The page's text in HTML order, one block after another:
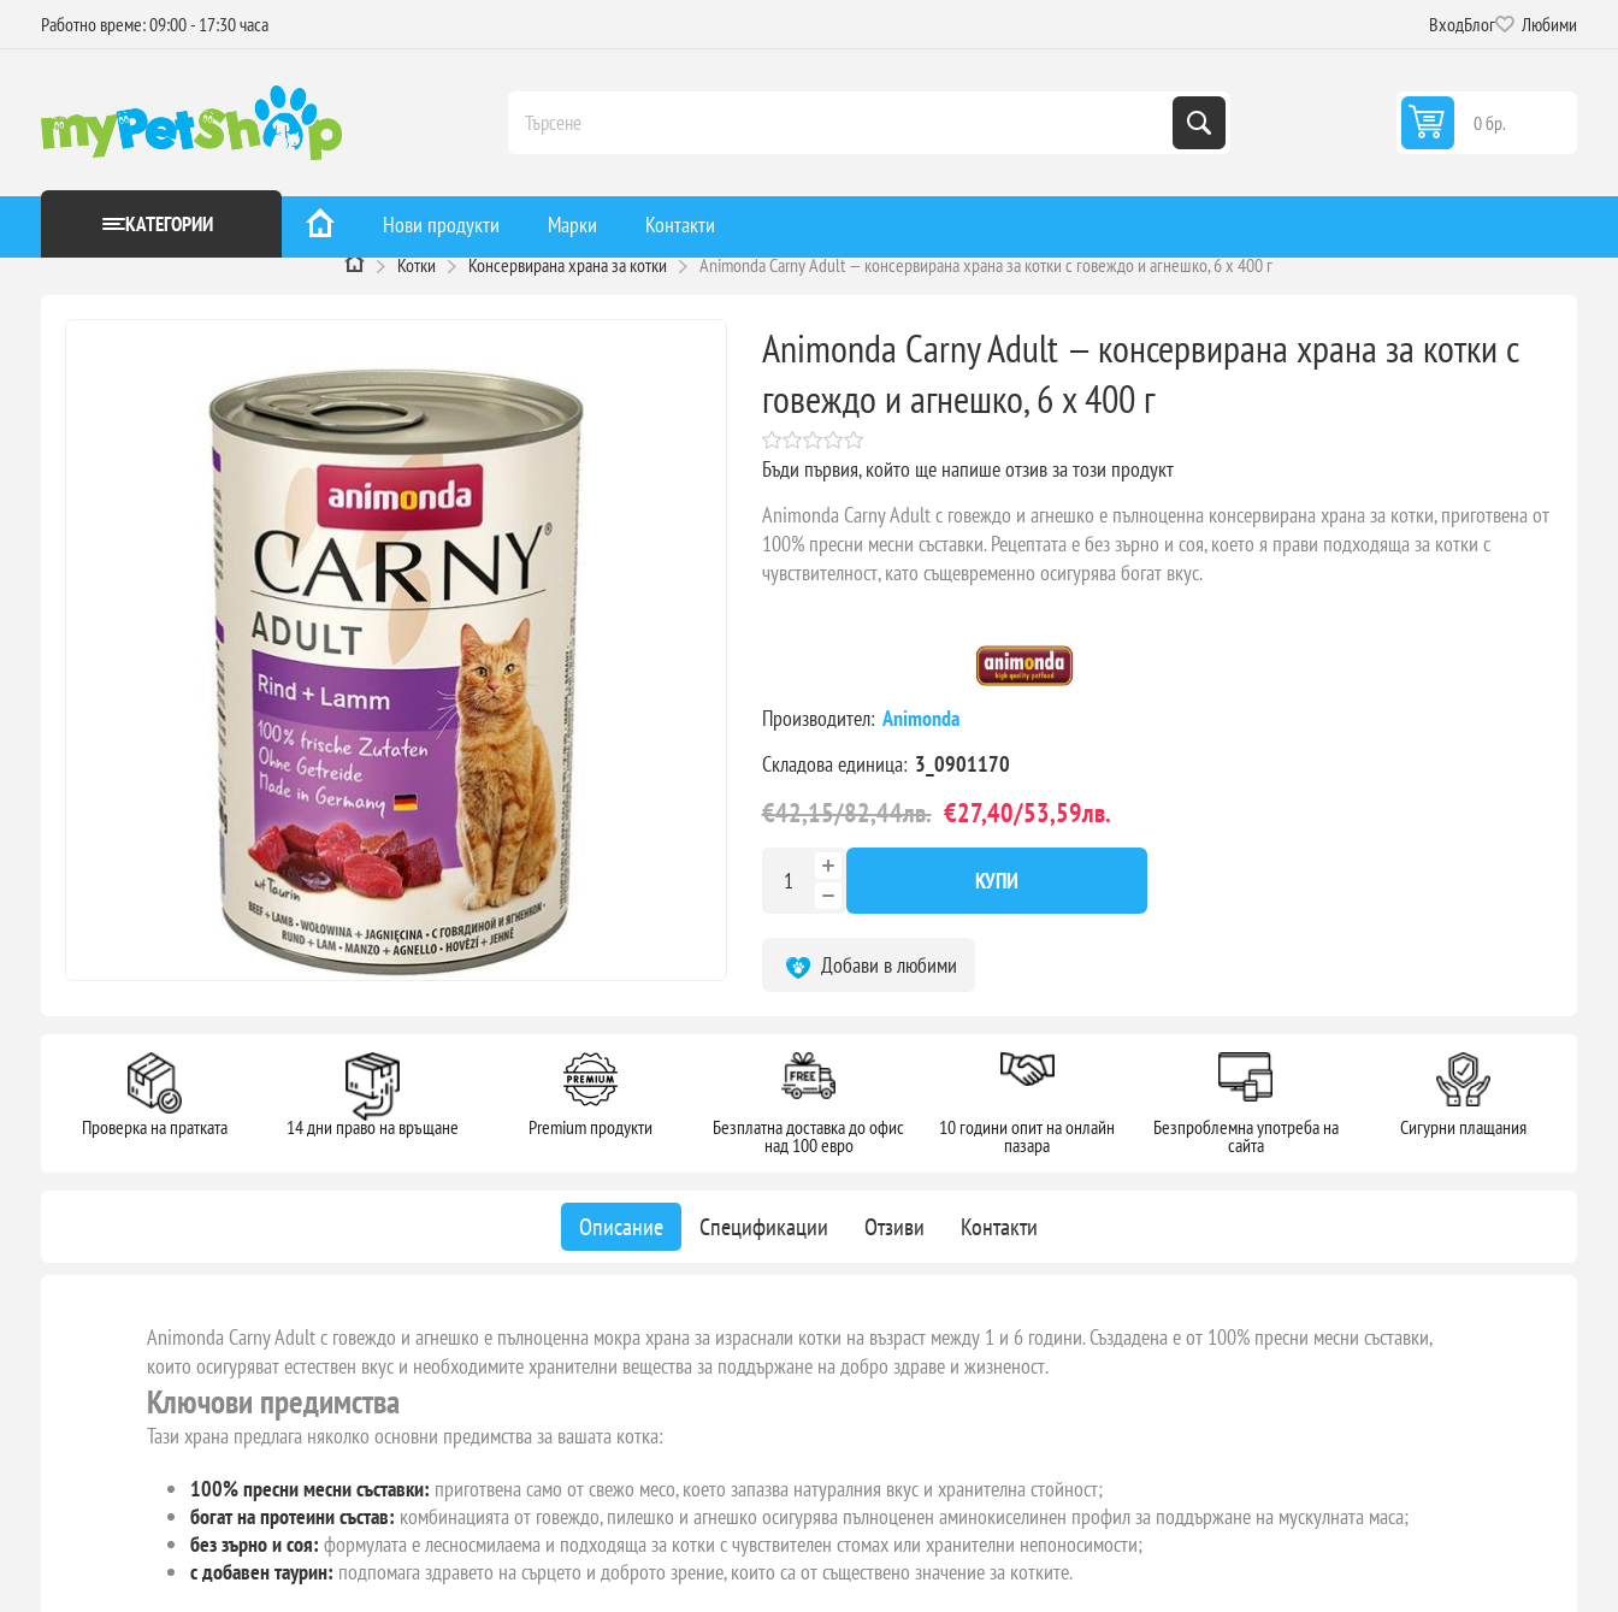
Работно време: 09:00 - 17:30 часа ВходБлог Любими
0 бр.
КАТЕГОРИИ Нови продукти Марки Контакти
Котки Консервирана храна за котки Animonda Carny Adult — консервирана храна за котки с говеждо и агнешко, 6 x 400 г
Animonda Carny Adult — консервирана храна за котки с
говеждо и агнешко, 6 x 400 г
Бъди първия, който ще напише отзив за този продукт
Animonda Carny Adult с говеждо и агнешко е пълноценна консервирана храна за котки, приготвена от
100% пресни месни съставки. Рецептата е без зърно и соя, което я прави подходяща за котки с
чувствителност, като същевременно осигурява богат вкус.
Производител: Animonda
Складова единица: 3_0901170
€42,15/82,44лв. €27,40/53,59лв.
КУПИ
Добави в любими
Проверка на пратката 14 дни право на връщане Premium продукти Безплатна доставка до офис
над 100 евро
10 години опит на онлайн
пазара
Безпроблемна употреба на
сайта
Сигурни плащания
Описание Спецификации Отзиви Контакти
Animonda Carny Adult с говеждо и агнешко е пълноценна мокра храна за израснали котки на възраст между 1 и 6 години. Създадена е от 100% пресни месни съставки,
които осигуряват естествен вкус и необходимите хранителни вещества за поддържане на добро здраве и жизненост.
Ключови предимства
Тази храна предлага няколко основни предимства за вашата котка:
100% пресни месни съставки: приготвена само от свежо месо, което запазва натуралния вкус и хранителна стойност;
богат на протеини състав: комбинацията от говеждо, пилешко и агнешко осигурява пълноценен аминокиселинен профил за поддържане на мускулната маса;
без зърно и соя: формулата е лесносмилаема и подходяща за котки с чувствителен стомах или хранителни непоносимости;
с добавен таурин: подпомага здравето на сърцето и доброто зрение, които са от съществено значение за котките.